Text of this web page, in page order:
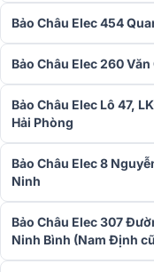
Bảo Châu Elec 454
Bảo Châu Elec 260
Bảo Châu Elec Lô 47,
Hải Phòng
Bảo Châu Elec 8
Ninh
Bảo Châu Elec 307
Ninh Bình (Nam Định